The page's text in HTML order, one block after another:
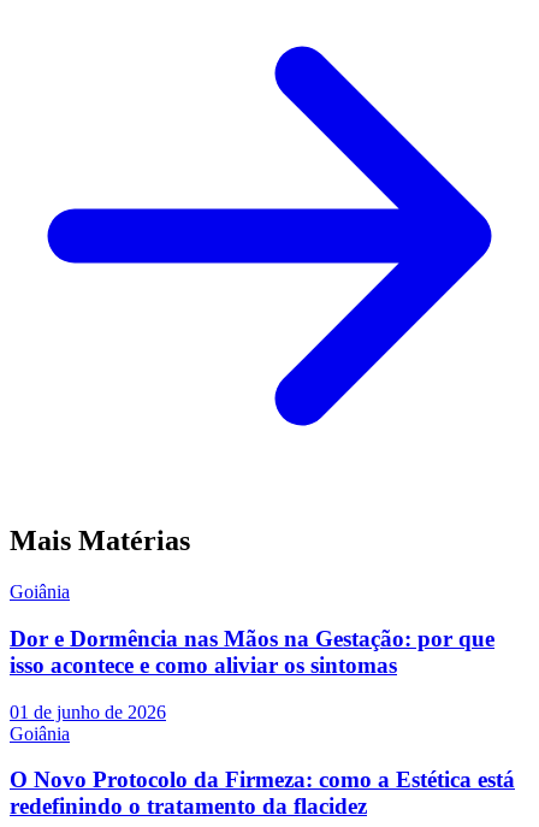
Mais Matérias
Goiânia
Dor e Dormência nas Mãos na Gestação: por que
isso acontece e como aliviar os sintomas
01 de junho de 2026
Goiânia
O Novo Protocolo da Firmeza: como a Estética está
redefinindo o tratamento da flacidez